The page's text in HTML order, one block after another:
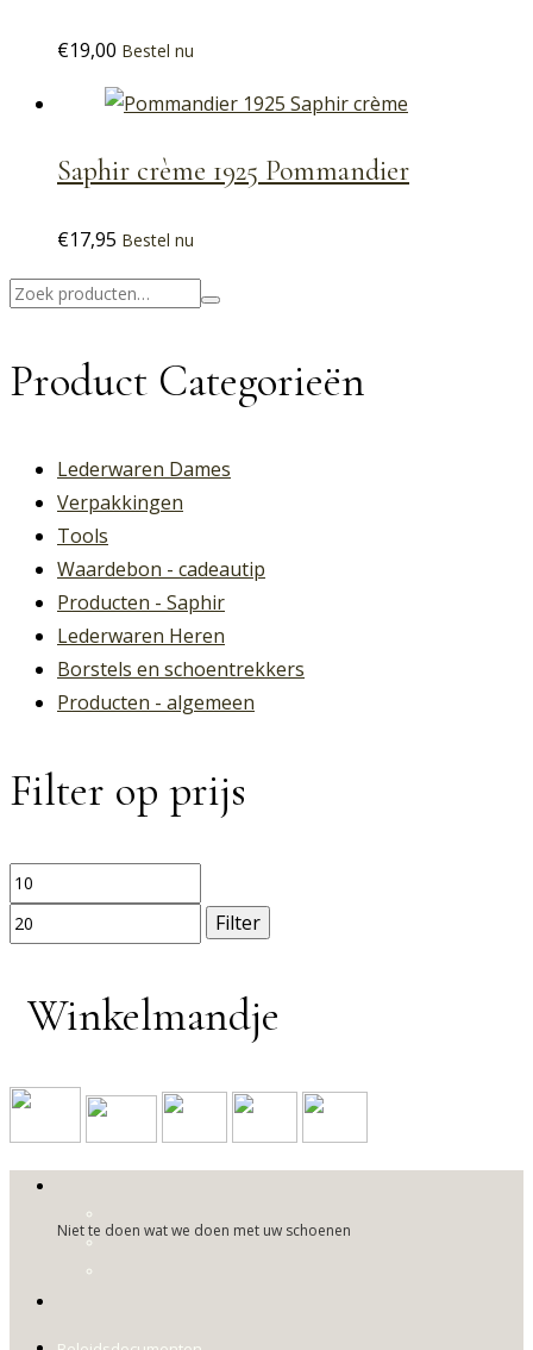
€19,00 Bestel nu
Saphir crème 1925 Pommandier
€17,95 Bestel nu
Zoeken
Product Categorieën
Lederwaren Dames
Verpakkingen
Tools
Waardebon - cadeautip
Producten - Saphir
Lederwaren Heren
Borstels en schoentrekkers
Producten - algemeen
Filter op prijs
Min.
prijs
prijs
Filter
Winkelmandje
Niet te doen wat we doen met uw schoenen